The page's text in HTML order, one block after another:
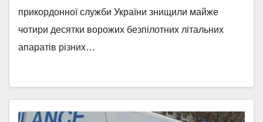
прикордонної служби України знищили майже
чотири десятки ворожих безпілотних літальних
апаратів різних…